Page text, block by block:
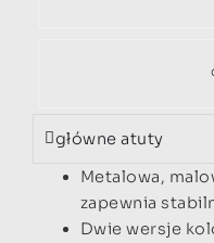
główne atuty
Metalowa,
zapewnia
Dwie wersje